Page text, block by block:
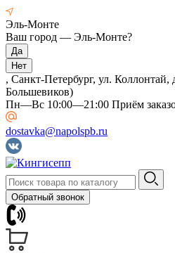
Эль-Монте
Ваш город — Эль-Монте?
, Санкт-Петербург, ул. Коллонтай,
Большевиков)
Пн—Вс 10:00—21:00 Приём
dostavka@napolspb.ru
Обратный звонок